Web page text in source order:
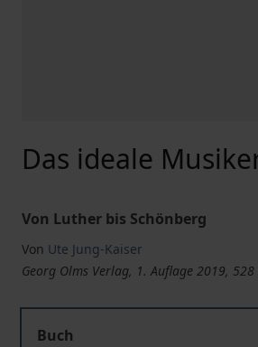
Das ideale
Von Luther bis Schönberg
Von Ute Jung-Kaiser
Georg Olms Verlag, 1. Auflage 2019, 528
Buch